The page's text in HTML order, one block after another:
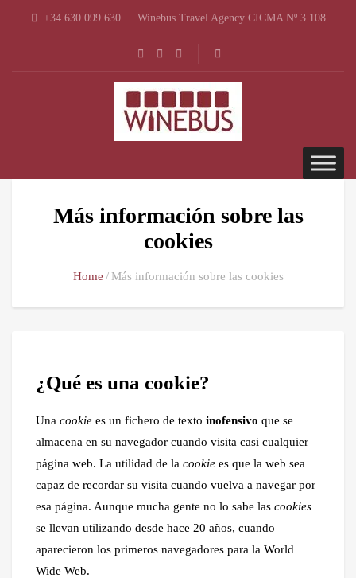
+34 630 099 630 Winebus Travel Agency CICMA Nº 3.108
Más información sobre las
cookies
Home Más información sobre las cookies
¿Qué es una cookie?
Una cookie es un fichero de texto inofensivo que se
almacena en su navegador cuando visita casi cualquier
página web. La utilidad de la cookie es que la web sea
capaz de recordar su visita cuando vuelva a navegar por
esa página. Aunque mucha gente no lo sabe las cookies
se llevan utilizando desde hace 20 años, cuando
aparecieron los primeros navegadores para la World
Wide Web.